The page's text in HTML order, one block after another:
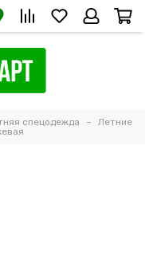
спецодежда
Летние